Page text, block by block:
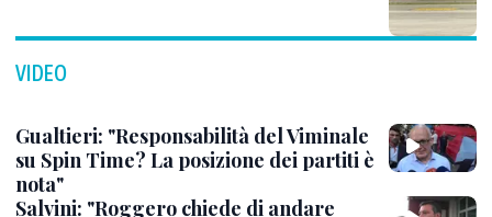
VIDEO
Gualtieri: "Responsabilità del Viminale
su Spin Time? La posizione dei partiti è
nota"
Salvini: "Roggero chiede di andare